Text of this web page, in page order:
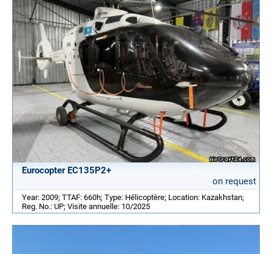
Eurocopter EC135P2+
on request
Year: 2009; TTAF: 660h; Type: Hélicoptère; Location: Kazakhstan;
Reg. No.: UP; Visite annuelle: 10/2025